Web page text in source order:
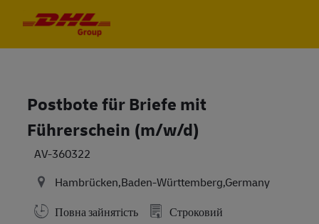
Postbote für Briefe mit
Führerschein (m/w/d)
AV-360322
Hambrücken,Baden-Württemberg,Germany
Повна зайнятість
Строковий